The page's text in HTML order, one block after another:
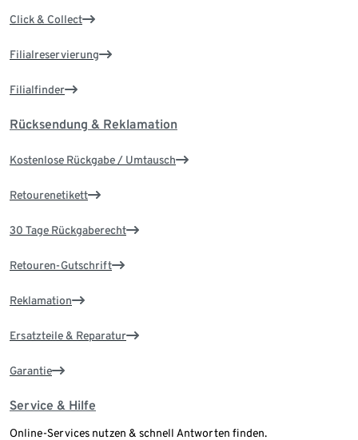
Click & Collect
Filialreservierung
Filialfinder
Rücksendung & Reklamation
Kostenlose Rückgabe / Umtausch
Retourenetikett
30 Tage Rückgaberecht
Retouren-Gutschrift
Reklamation
Ersatzteile & Reparatur
Garantie
Service & Hilfe
Online-Services nutzen & schnell Antworten finden.